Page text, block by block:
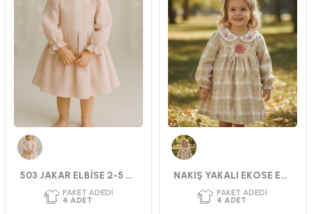
PAKET ADEDI
YAŞ GRUBU
2-3-4-5 YAŞ
CINSIYET
PAKET ADEDI
4 ADET
YAŞ GRUBU
2-3-4-5 YAŞ
CINSIYET
503 JAKAR ELBİSE 2-5 YAŞ NAKIŞ YAKALI EKOSE ELBİSE